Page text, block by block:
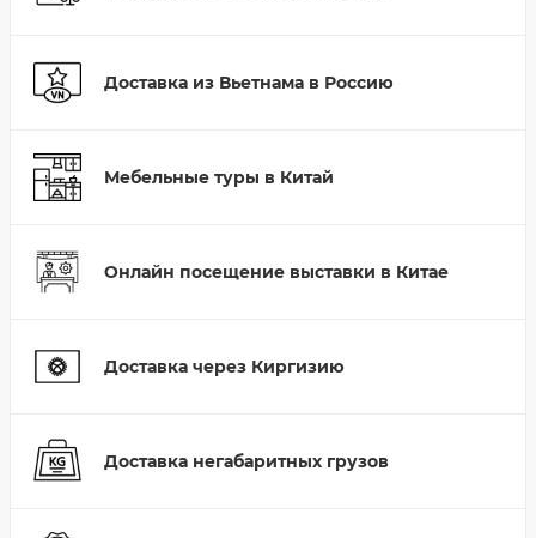
Доставка из Вьетнама в Россию
Мебельные туры в Китай
Онлайн посещение выставки в Китае
Доставка через Киргизию
Доставка негабаритных грузов